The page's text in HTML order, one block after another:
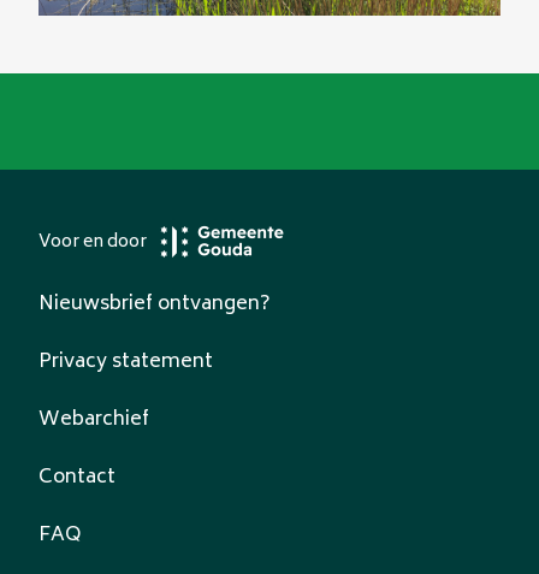
Voor en door
Nieuwsbrief ontvangen?
Privacy statement
Webarchief
Contact
FAQ